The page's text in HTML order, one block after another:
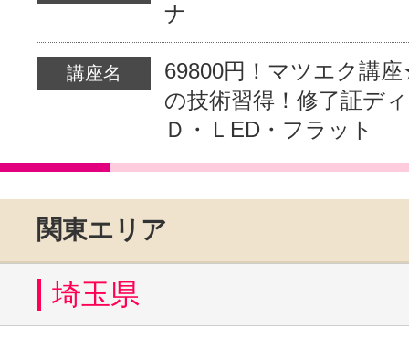
駅・路線か
通信講座を
ナ
講座名
69800円！マツエク講
の技術習得！修了証デ
Ｄ・ＬED・フラット
関東エリア
埼玉県